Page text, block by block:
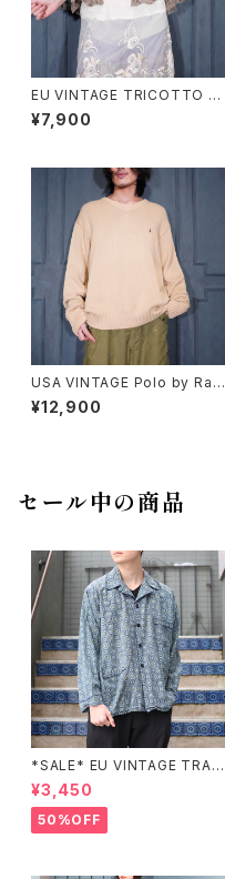
EU VINTAGE TRICOTTO C
HINA BUTTON LACE FLARE
SLEEVE DESIGN KNIT CAR
ニットカーディガン
¥7,900
USA VINTAGE Polo by Ralp
h Lauren HORSE EMBROID
ERY DESIGN COTTON KNI
¥12,900
セール中の商品
*SALE* EU VINTAGE TRADI
TIONAL PATTERNED SLEE
PING SHIRT/ヨーロッパ古着ト
ラッド柄パジャマシャツ
¥3,450
50%OFF